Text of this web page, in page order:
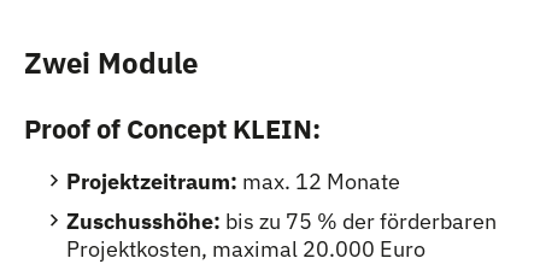
Zwei Module
Proof of Concept KLEIN:
Projektzeitraum: max. 12 Monate
Zuschusshöhe: bis zu 75 % der förderbaren
Projektkosten, maximal 20.000 Euro